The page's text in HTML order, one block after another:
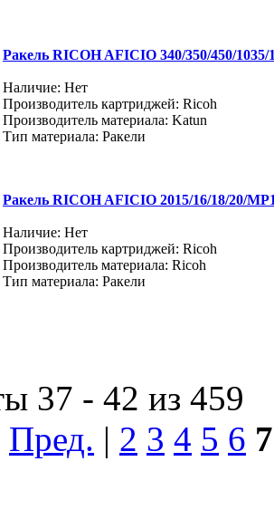
Ракель RICOH AFICIO 340/350/450/
Наличие: Нет
Производитель картриджей: Ricoh
Производитель материала: Katun
Тип материала: Ракели
Ракель RICOH AFICIO 2015/16/18/20/
Наличие: Нет
Производитель картриджей: Ricoh
Производитель материала: Ricoh
Тип материала: Ракели
37 - 42 из 459
Пред. | 2 3 4 5 6 7